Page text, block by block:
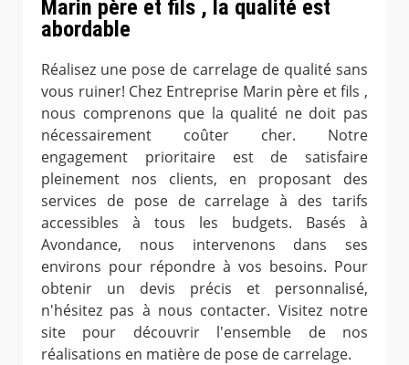
Marin père et fils , la qualité est
abordable
Réalisez une pose de carrelage de qualité sans
vous ruiner! Chez Entreprise Marin père et fils ,
nous comprenons que la qualité ne doit pas
nécessairement coûter cher. Notre
engagement prioritaire est de satisfaire
pleinement nos clients, en proposant des
services de pose de carrelage à des tarifs
accessibles à tous les budgets. Basés à
Avondance, nous intervenons dans ses
environs pour répondre à vos besoins. Pour
obtenir un devis précis et personnalisé,
n'hésitez pas à nous contacter. Visitez notre
site pour découvrir l'ensemble de nos
réalisations en matière de pose de carrelage.